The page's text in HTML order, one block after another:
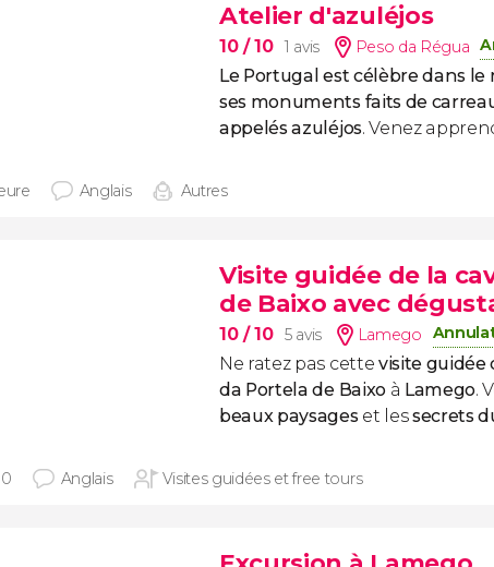
Atelier d'azuléjos
10/ 10 1 avis Peso da Régua
Le Portugal est célèbre dans
ses monuments faits de
appelés azuléjos. Venez
Anglais Autres
Visite guidée de la
de Baixo avec
10/ 10 5 avis Lamego
Ne ratez pas cette visite guidée
da Portela de Baixoà Lamego.
beaux paysageset lessecrets
Anglais Visites guidées et free tours